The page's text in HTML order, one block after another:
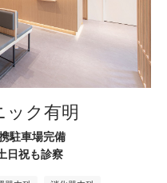
ック有明
駐車場完備
日祝も診察